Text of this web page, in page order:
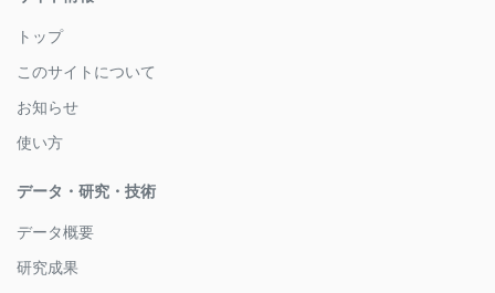
トップ
このサイトについて
お知らせ
使い方
データ・研究・技術
データ概要
研究成果